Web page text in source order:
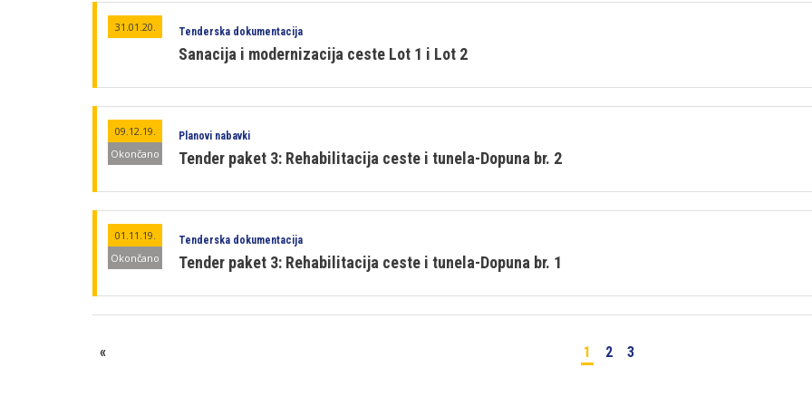
31.01.20. Tenderska dokumentacija
Sanacija i modernizacija ceste Lot 1 i Lot 2
09.12.19.
Okončano
Planovi nabavki
Tender paket 3: Rehabilitacija ceste i tunela-Dopuna br. 2
01.11.19.
Okončano
Tenderska dokumentacija
Tender paket 3: Rehabilitacija ceste i tunela-Dopuna br. 1
« 1 2 3